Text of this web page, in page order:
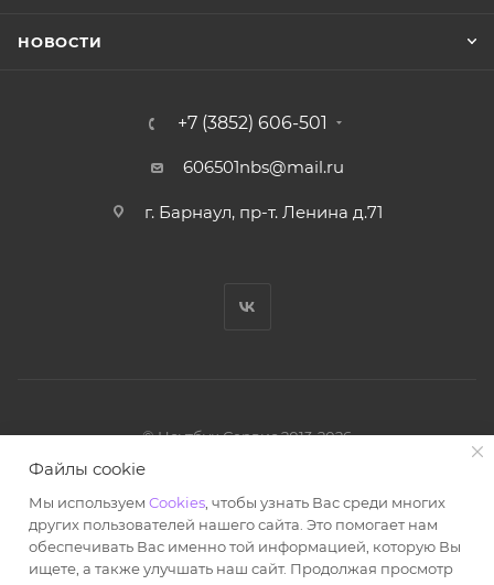
НОВОСТИ
+7 (3852) 606-501
606501nbs@mail.ru
г. Барнаул, пр-т. Ленина д.71
© Ноутбук Сервис 2013-2026
Интернет-магазин запчастей и аксессуаров
Powered by: WebdEvILoper
Файлы cookie
Мы используем Cookies , чтобы узнать Вас среди многих
других пользователей нашего сайта. Это помогает нам
обеспечивать Вас именно той информацией, которую Вы
ищете, а также улучшать наш сайт. Продолжая просмотр